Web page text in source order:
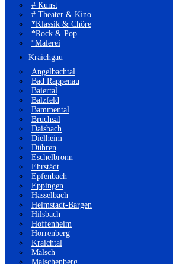
# Kunst
# Theater & Kino
*Klassik & Chöre
*Rock & Pop
°Malerei
Kraichgau
Angelbachtal
Bad Rappenau
Baiertal
Balzfeld
Bammental
Bruchsal
Daisbach
Dielheim
Dühren
Eschelbronn
Ehrstädt
Epfenbach
Eppingen
Hasselbach
Helmstadt-Bargen
Hilsbach
Hoffenheim
Horrenberg
Kraichtal
Malsch
Malschenberg